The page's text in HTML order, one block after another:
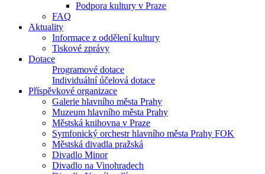
Podpora kultury v Praze
FAQ
Aktuality
Informace z oddělení kultury
Tiskové zprávy
Dotace
Programové dotace
Individuální účelová dotace
Příspěvkové organizace
Galerie hlavního města Prahy
Muzeum hlavního města Prahy
Městská knihovna v Praze
Symfonický orchestr hlavního města Prahy FOK
Městská divadla pražská
Divadlo Minor
Divadlo na Vinohradech